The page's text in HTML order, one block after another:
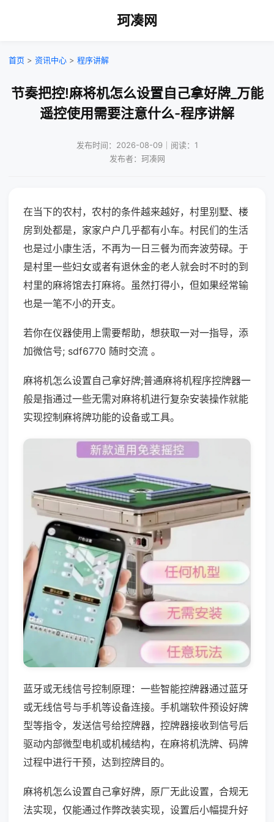
珂凑网
首页 > 资讯中心 > 程序讲解
节奏把控!麻将机怎么设置自己拿好牌_万能
遥控使用需要注意什么-程序讲解
发布时间：2026-08-09｜阅读：1
发布者：珂凑网
在当下的农村，农村的条件越来越好，村里别墅、楼
房到处都是，家家户户几乎都有小车。村民们的生活
也是过小康生活，不再为一日三餐为而奔波劳碌。于
是村里一些妇女或者有退休金的老人就会时不时的到
村里的麻将馆去打麻将。虽然打得小，但如果经常输
也是一笔不小的开支。
若你在仪器使用上需要帮助，想获取一对一指导，添
加微信号; sdf6770 随时交流 。
麻将机怎么设置自己拿好牌;普通麻将机程序控牌器一
般是指通过一些无需对麻将机进行复杂安装操作就能
实现控制麻将牌功能的设备或工具。
蓝牙或无线信号控制原理：一些智能控牌器通过蓝牙
或无线信号与手机等设备连接。手机端软件预设好牌
型等指令，发送信号给控牌器，控牌器接收到信号后
驱动内部微型电机或机械结构，在麻将机洗牌、码牌
过程中进行干预，达到控牌目的。
麻将机怎么设置自己拿好牌，原厂无此设置，合规无
法实现，仅能通过作弊改装实现，设置后小幅提升好